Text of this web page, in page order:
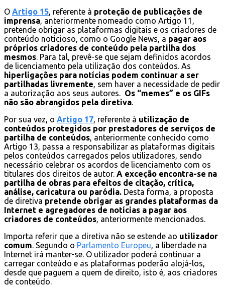
O Artigo 15, referente à proteção de publicações de
imprensa, anteriormente nomeado como Artigo 11,
pretende obrigar as plataformas digitais e os criadores de
conteúdo noticioso, como o Google News, a pagar aos
próprios criadores de conteúdo pela partilha dos
mesmos. Para tal, prevê-se que sejam definidos acordos
de licenciamento pela utilização dos conteúdos. As
hiperligações para notícias podem continuar a ser
partilhadas livremente, sem haver a necessidade de pedir
a autorização aos seus autores. Os “memes” e os GIFs
não são abrangidos pela diretiva.
Por sua vez, o Artigo 17, referente à utilização de
conteúdos protegidos por prestadores de serviços de
partilha de conteúdos, anteriormente conhecido como
Artigo 13, passa a responsabilizar as plataformas digitais
pelos conteúdos carregados pelos utilizadores, sendo
necessário celebrar os acordos de licenciamento com os
titulares dos direitos de autor. A exceção encontra-se na
partilha de obras para efeitos de citação, crítica,
análise, caricatura ou paródia. Desta forma, a proposta
de diretiva pretende obrigar as grandes plataformas da
Internet e agregadores de notícias a pagar aos
criadores de conteúdos, anteriormente mencionados.
Importa referir que a diretiva não se estende ao utilizador
comum. Segundo o Parlamento Europeu, a liberdade na
Internet irá manter-se. O utilizador poderá continuar a
carregar conteúdo e as plataformas poderão alojá-los,
desde que paguem a quem de direito, isto é, aos criadores
de conteúdo.